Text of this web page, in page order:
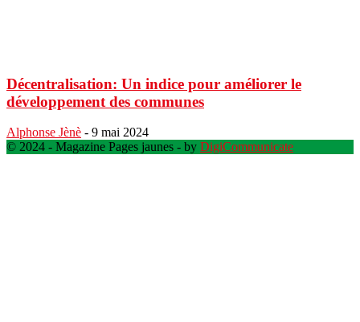
Décentralisation: Un indice pour améliorer le
développement des communes
Alphonse Jènè - 9 mai 2024
© 2024 - Magazine Pages jaunes - by DigiCommunicate